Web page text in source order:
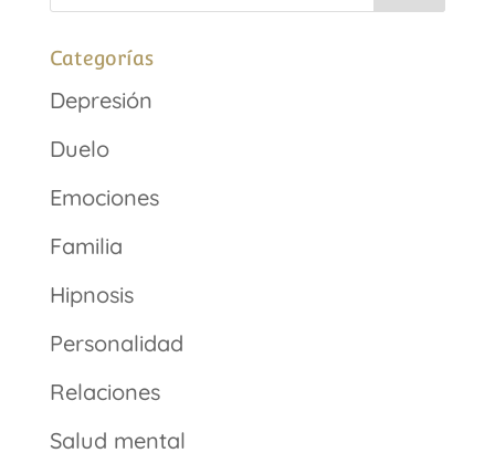
Categorías
Depresión
Duelo
Emociones
Familia
Hipnosis
Personalidad
Relaciones
Salud mental